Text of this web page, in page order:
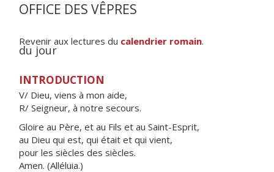
OFFICE DES VÊPRES
Revenir aux lectures du calendrier romain.
du jour
INTRODUCTION
V/ Dieu, viens à mon aide,
R/ Seigneur, à notre secours.
Gloire au Père, et au Fils et au Saint-Esprit,
au Dieu qui est, qui était et qui vient,
pour les siècles des siècles.
Amen. (Alléluia.)